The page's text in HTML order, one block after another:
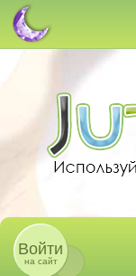
Войти
на сайт